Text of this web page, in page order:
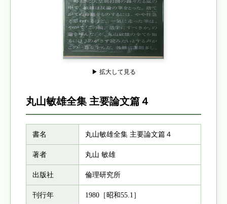
▶ 拡大して見る
丸山敏雄全集 主要論文篇４
書名 丸山敏雄全集 主要論文篇４
著者 丸山 敏雄
出版社 倫理研究所
刊行年 1980［昭和55.1］